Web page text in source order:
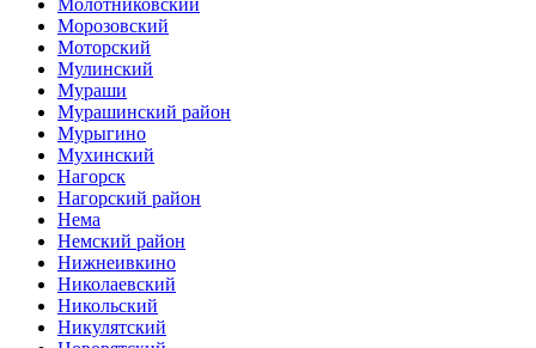
Морозовский
Моторский
Мулинский
Мураши
Мурашинский район
Мурыгино
Мухинский
Нагорск
Нагорский район
Нема
Немский район
Нижнеивкино
Николаевский
Никольский
Никулятский